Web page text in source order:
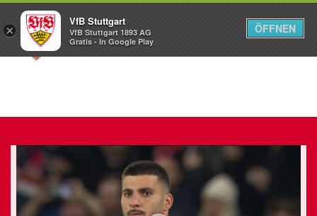
Menü
×
VfB Stuttgart
VfB Stuttgart 1893 AG
Gratis - In Google Play
ÖFFNEN